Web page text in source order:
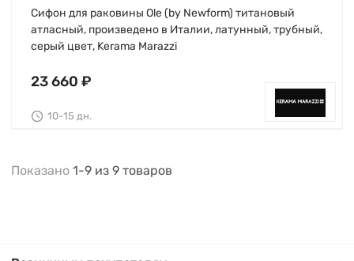
Сифон для раковины Ole (by Newform) титановый
атласный, произведено в Италии, латунный, трубный,
серый цвет, Kerama Marazzi
23 660 ₽
10-15 дн.
Показано 1-9 из 9 товаров